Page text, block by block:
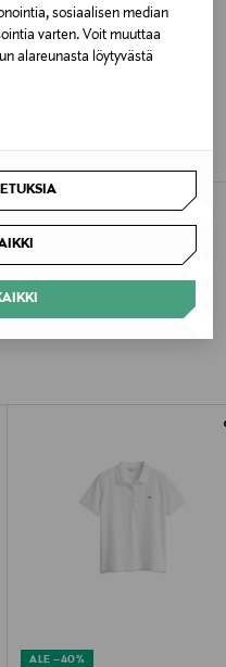
sosiaalisen median
varten. Voit muuttaa
alareunasta löytyvästä
Plan-les-Ouates
puuvillapaita,
ALE –40%